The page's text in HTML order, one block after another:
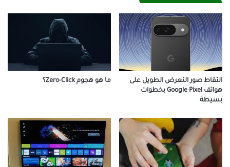
التقاط صور التعرض الطويل على
هواتف Google Pixel بخطوات
بسيطة
ما هو هجوم Zero-Click؟